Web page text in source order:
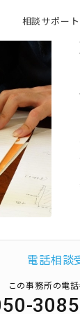
相談サポー
電話相談
この事務所の電